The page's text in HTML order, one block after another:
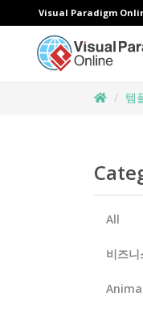
Visual Paradigm
템
All
비즈니